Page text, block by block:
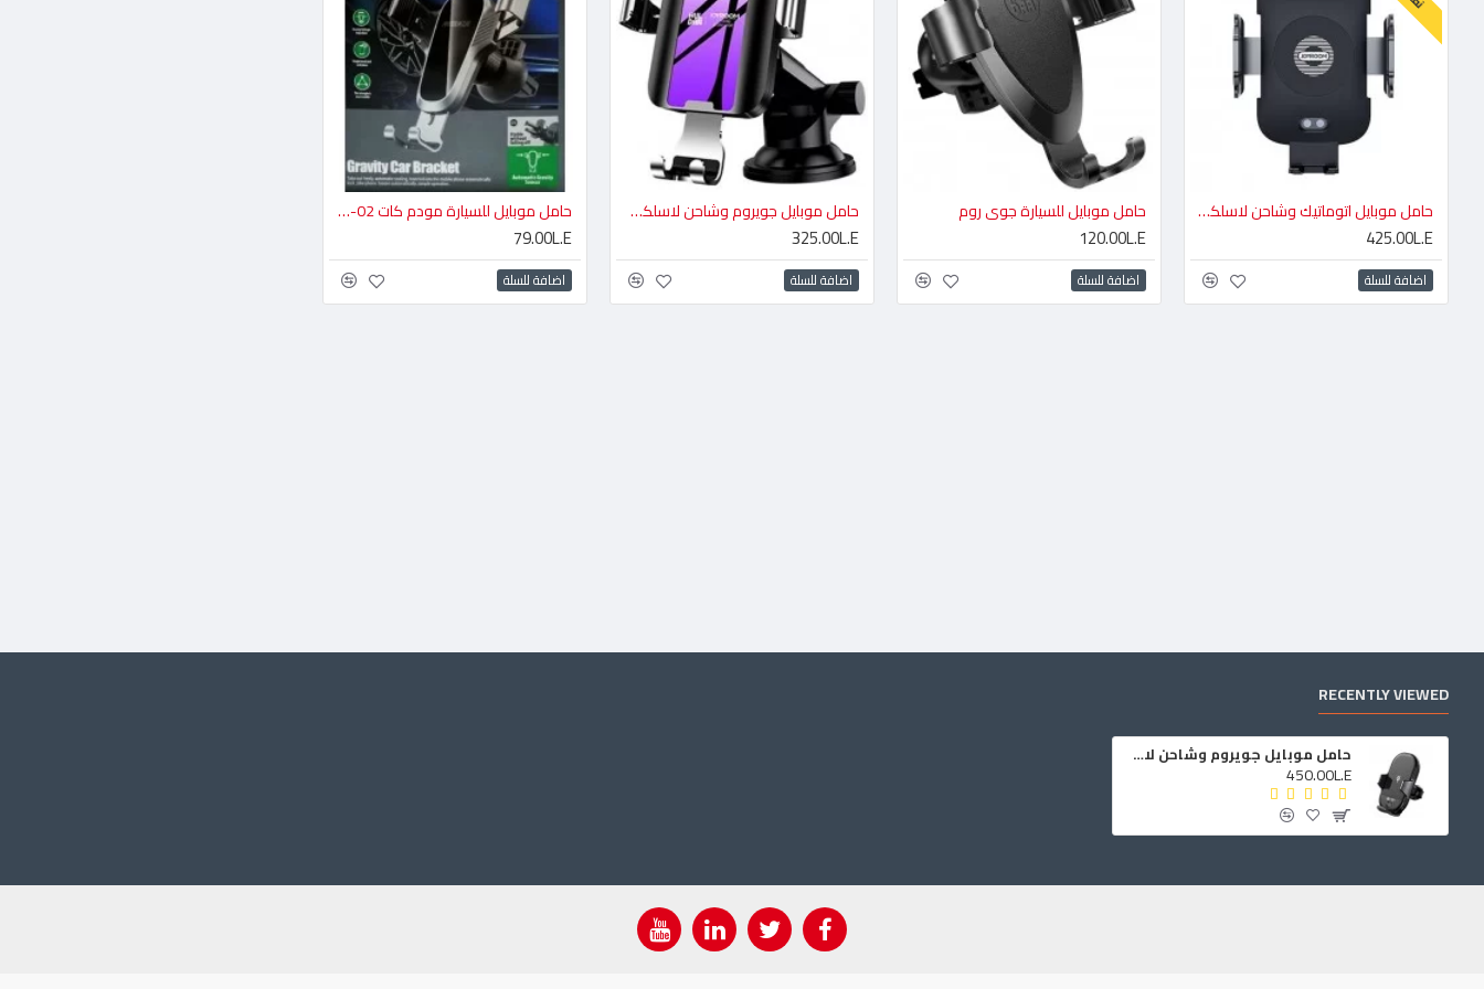
حامل موبايل اتوماتيك وشاحن لاسلكي جوي روم
425.00L.E
اضافة للسلة
حامل موبايل للسيارة جوي روم
120.00L.E
اضافة للسلة
حامل موبايل جويروم وشاحن لاسلكي 2×1 - 360 درجة
325.00L.E
اضافة للسلة
حامل موبايل للسيارة مودم كات MHC-02
79.00L.E
اضافة للسلة
RECENTLY VIEWED
حامل موبايل جويروم وشاحن لاسلكي 2×1
450.00L.E